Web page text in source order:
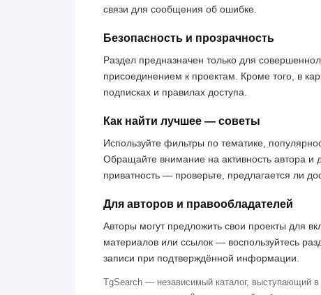
связи для сообщения об ошибке.
Безопасность и прозрачность
Раздел предназначен только для
присоединением к проектам. Кроме того, в
подписках и правилах доступа.
Как найти лучшее — советы
Используйте фильтры по тематике,
Обращайте внимание на активность автора
приватность — проверьте, предлагается ли
Для авторов и правообладателей
Авторы могут предложить свои проекты для
материалов или ссылок — воспользуйтесь
записи при подтверждённой информации.
TgSearch — независимый каталог, выступающий